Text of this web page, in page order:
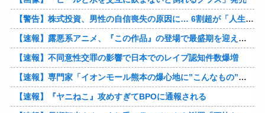
【警告】株式投資、男性の自信喪失の原因に… 6割超が「人生の敗者」自認
【速報】露悪系アニメ、『この作品』の登場で最盛期を迎えてしまう…
【速報】不同意性交罪の影響で日本でのレイプ認知件数爆増
【速報】専門家「イオンモール熊本の爆心地に”こんなもの”があったんだけど…」
【速報】『ヤニねこ』攻めすぎてBPOに通報される